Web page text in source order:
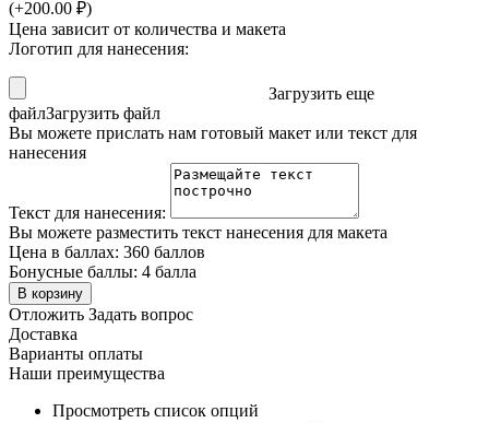
(+200.00 ₽)
Цена зависит от количества и макета
Логотип для нанесения:
Загрузить еще
файлЗагрузить файл
Вы можете прислать нам готовый макет или текст для
нанесения
Текст для нанесения:
Вы можете разместить текст нанесения для макета
Цена в баллах: 360 баллов
Бонусные баллы: 4 балла
В корзину
Отложить Задать вопрос
Доставка
Варианты оплаты
Наши преимущества
Просмотреть список опций